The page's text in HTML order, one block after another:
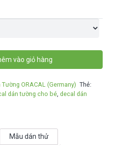
vào giỏ hàng
Tường ORACAL (Germany) Thẻ:
dán tường cho bé decal dán
Mẫu dán thử